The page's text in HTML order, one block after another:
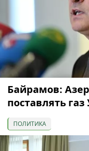
Байрамов:
поставлять
ПОЛИТИКА